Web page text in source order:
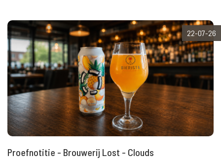
22-07-26
Proefnotitie - Brouwerij Lost - Clouds